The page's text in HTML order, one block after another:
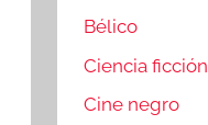
Bélico
Ciencia ficción
Cine negro